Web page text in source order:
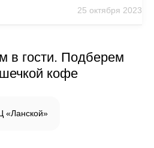
25 октября 2023
в гости. Подберем
кофе
«Ланской»